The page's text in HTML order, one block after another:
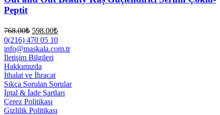
Peptit
768.00₺ Orijinal
fiyat:
768.00₺.
598.00₺Şu
andaki
fiyat:
0(216) 470 05 10
info@maskala.com.tr
İletişim Bilgileri
Hakkımızda
İthalat ve İhracat
Sıkça Sorulan Sorular
İptal & İade Şartları
Çerez Politikası
Gizlilik Politikası